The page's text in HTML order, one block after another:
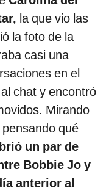
la que vio las
la foto de la
casi una
en el
chat y encontró
Mirando
qué
un par de
Bobbie Jo y
anterior al